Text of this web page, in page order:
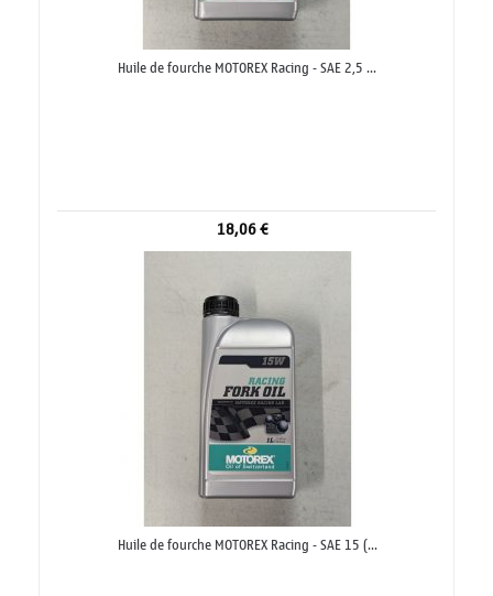
Huile de fourche MOTOREX Racing - SAE 2,5 ...
18,06 €
Huile de fourche MOTOREX Racing - SAE 15 (...